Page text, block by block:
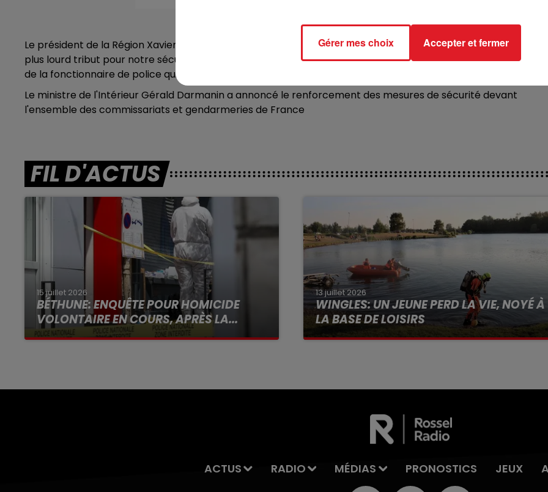
Le président de la Région Xavier Bertrand, a également réagi : "Encore une fois les forces de l’ordre paient le
plus lourd tribut pour notre sécurité. Immense tristesse et solidarité sans faille avec la famille et les collègues
de la fonctionnaire de police qui vient d’être lâchement assassinée dans l’exercice de son devoir".
Le ministre de l'Intérieur Gérald Darmanin a annoncé le renforcement des mesures de sécurité devant
l'ensemble des commissariats et gendarmeries de France
FIL D'ACTUS
15 juillet 2026
BÉTHUNE: ENQUÊTE POUR HOMICIDE
VOLONTAIRE EN COURS, APRÈS LA...
Selon les premiers éléments, le logement
13 juillet 2026
WINGLES: UN JEUNE PERD LA VIE, NOYÉ À
LA BASE DE LOISIRS
La victime a coulé à pic
ACTUS RADIO MÉDIAS PRONOSTICS JEUX
Gérer mes choix Accepter et fermer